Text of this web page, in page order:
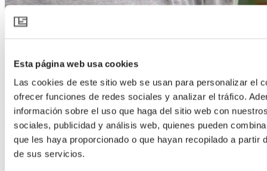
Esta página web usa cookies
Las cookies de este sitio web se usan para personalizar el
ofrecer funciones de redes sociales y analizar el tráfico.
información sobre el uso que haga del sitio web con
sociales, publicidad y análisis web, quienes pueden
que les haya proporcionado o que hayan recopilado a partir
de sus servicios.